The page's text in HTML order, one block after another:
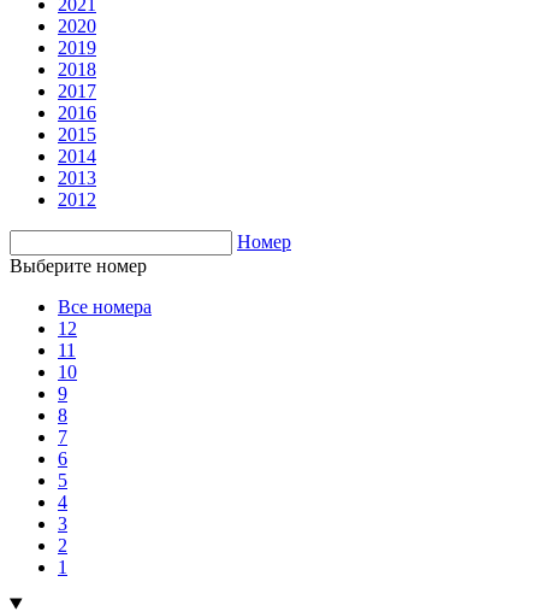
2020
2019
2018
2017
2016
2015
2014
2013
2012
Номер
Выберите номер
Все номера
12
11
10
9
8
7
6
5
4
3
2
1